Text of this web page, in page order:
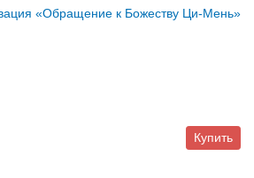
«Обращение к Божеству Ци-Мень»
Купить